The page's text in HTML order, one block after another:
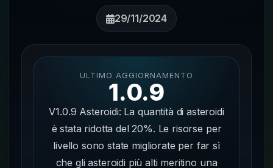
29/11/2024
ULTIMO AGGIORNAMENTO
1.0.9
V1.0.9 Asteroidi: La quantità di asteroidi
è stata ridotta del 20%. Le risorse per
livello sono state migliorate per far sì
che gli asteroidi più alti meritino una